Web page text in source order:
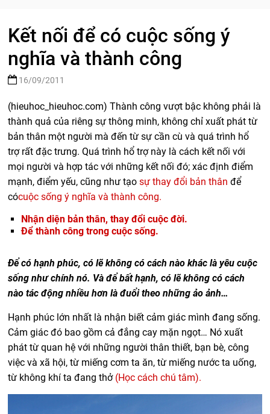
Kết nối để có cuộc sống ý
nghĩa và thành công
16/09/2011
(hieuhoc_hieuhoc.com) Thành công vượt bậc không phải là
thành quả của riêng sự thông minh, không chỉ xuất phát từ
bản thân một người mà đến từ sự cần cù và quá trình hổ
trợ rất đặc trưng. Quá trình hổ trợ này là cách kết nối với
mọi người và hợp tác với những kết nối đó; xác định điểm
mạnh, điểm yếu, cũng như tạosự thay đổi bản thân để
cócuộc sống ý nghĩa và thành công.
Nhận diện bản thân, thay đổi cuộc đời.
Để thành công trong cuộc sống.
Để có hạnh phúc, có lẽ không có cách nào khác là yêu cuộc
sống như chính nó. Và để bất hạnh, có lẽ không có cách
nào tác động nhiều hơn là đuổi theo những ảo ảnh…
Hạnh phúc lớn nhất là nhận biết cảm giác mình đang sống.
Cảm giác đó bao gồm cả đắng cay mặn ngọt… Nó xuất
phát từ quan hệ với những người thân thiết, bạn bè, công
việc và xã hội, từ miếng cơm ta ăn, từ miếng nước ta uống,
từ không khí ta đang thở (Học cách chú tâm).